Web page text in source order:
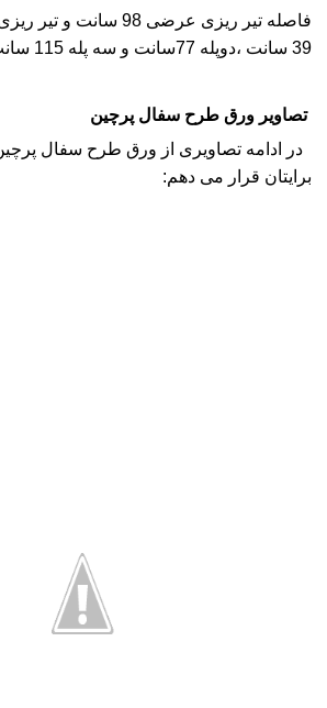
فاصله تیر ریزی عرضی 98
39 سانت ،دوپله 77سانت و سه پله 115 سانت می باشد.
تصاویر ورق طرح سفال پرچین
در ا دامه تصاویری از ورق طرح سفال
برایتان قرار می دهم: